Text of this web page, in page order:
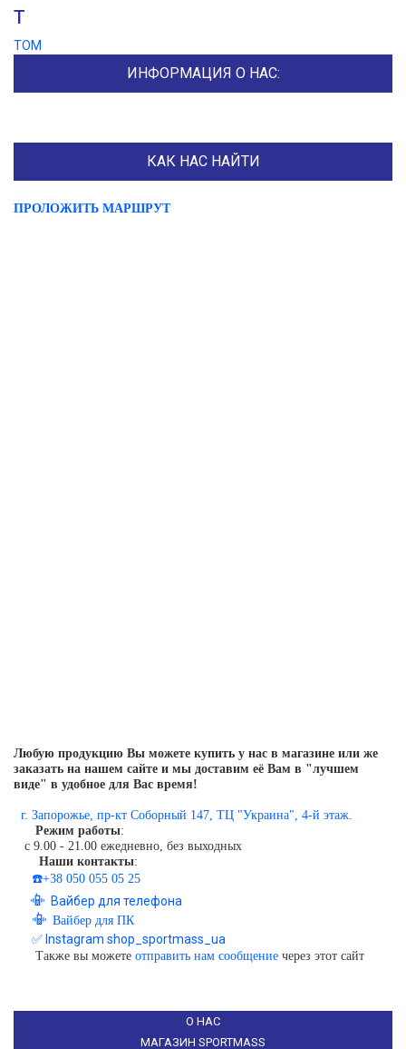
Т
ТОМ
ИНФОРМАЦИЯ О НАС:
КАК НАС НАЙТИ
ПРОЛОЖИТЬ МАРШРУТ
Любую продукцию Вы можете купить у нас в магазине или же
заказать на нашем сайте и мы доставим её Вам в "лучшем
виде" в удобное для Вас время!
г. Запорожье, пр-кт Соборный 147, ТЦ "Украина", 4-й этаж.
Режим работы:
с 9.00 - 21.00 ежедневно, без выходных
Наши контакты:
☎️+38 050 055 05 25
📳 Вайбер для телефона
📳 Вайбер для ПК
✅ Instagram shop_sportmass_ua
Также вы можете отправить нам сообщение через этот сайт
О НАС
МАГАЗИН SPORTMASS